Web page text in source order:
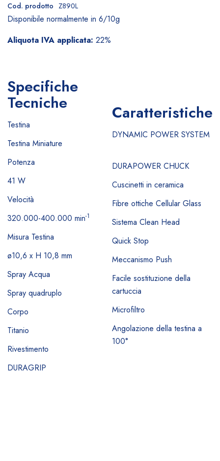
Cod. prodotto Z890L
Disponibile normalmente in 6/10g
Aliquota IVA applicata: 22%
Specifiche
Tecniche
Testina
Testina Miniature
Potenza
41 W
Velocità
320.000-400.000 min-1
Misura Testina
ø10,6 x H 10,8 mm
Spray Acqua
Spray quadruplo
Corpo
Titanio
Rivestimento
DURAGRIP
Caratteristiche
DYNAMIC POWER SYSTEM
DURAPOWER CHUCK
Cuscinetti in ceramica
Fibre ottiche Cellular Glass
Sistema Clean Head
Quick Stop
Meccanismo Push
Facile sostituzione della
cartuccia
Microfiltro
Angolazione della testina a
100°